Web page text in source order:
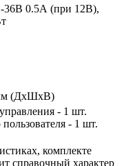
36В 0.5А (при 12В),
(ДхШхВ)
- 1 шт.
- 1 шт.
комплекте
справочный характер